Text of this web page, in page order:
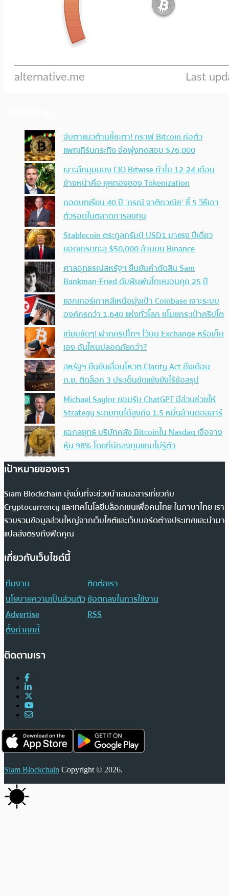
จับตาแนวต้านชี้ชะตา! กราฟ Bitcoin ก่อตัว
แพทเทิร์นกระทิง จ่อพุ่งทดสอบ $76,000
เจาะลึกมุมมอง CIO Bitwise ทำไม 12-24 เดือน
ข้างหน้าคือ ยุคทองของ Tokenization
ถอดบทเรียน 40 ปี ‘กรณ์ จาติกวณิช’ ชี้ 5 วิธีเอา
ตัวรอดในตลาดการลงทุน
Stablecoin ตระกูลทรัมป์ USD1 มาแรง ปีเดียว
ยอดเทรดทะลุ $50,000 ล้านบน Binance
ศาลอุทธรณ์สหรัฐฯ ยืนยันคำตัดสิน Sam
Bankman-Fried ดับฝันพ้นโทษนอนคุก 25 ปี
แฮกเกอร์เกาหลีเหนือมุ่งเป้า Coinbase เจาะระบบ
องค์กรกว่า 1,640 แห่งทั่วโลก ขโมยกระเป๋าคริปโต
เทียบชัดๆ! ฝากคริปโทฯ ไว้บน Exchange หรือเก็บ
เอง อันไหนปลอดภัยกว่า?
สหรัฐฯ ยืนยันเลื่อนโหวต Clarity Act ถึงเดือน
ก.ย. ติดล็อก 3 ประเด็นขัดแย้งยังไร้ข้อสรุป
Michael Saylor ยอมรับ ChatGPT มีส่วนช่วยให้
Strategy ระดมทุนได้สูงถึง 1.5 หมื่นล้านดอลลาร์
แฉกลยุทธ์ บริษัทคลัง Bitcoinใน Nasdaq เจือจาง
หุ้น 98% โดยที่นักลงทุนแทบไม่รู้ตัว
เป้าหมายของเรา
Siam Blockchain มุ่งมั่นที่จะช่วยนำเสนอสารเกี่ยวกับ
Cryptocurrency และเทคโนโลยีบล็อกเชนเพื่อคนไทย ในภาษาไทย เรา
รวบรวมข้อมูลส่วนใหญ่จากเว็บไซต์และเว็บบอร์ดต่างประเทศและนำมา
แปลส่งตรงถึงฟีดคุณ
เกี่ยวกับเว็บไซต์นี้
ทีมงาน
ติดต่อเรา
นโยบายความเป็นส่วนตัวข้อตกลงในการใช้งาน
Advertise
RSS
ตั้งค่าคุกกี้
ติดตามเรา
Siam Blockchain Copyright © 2026.